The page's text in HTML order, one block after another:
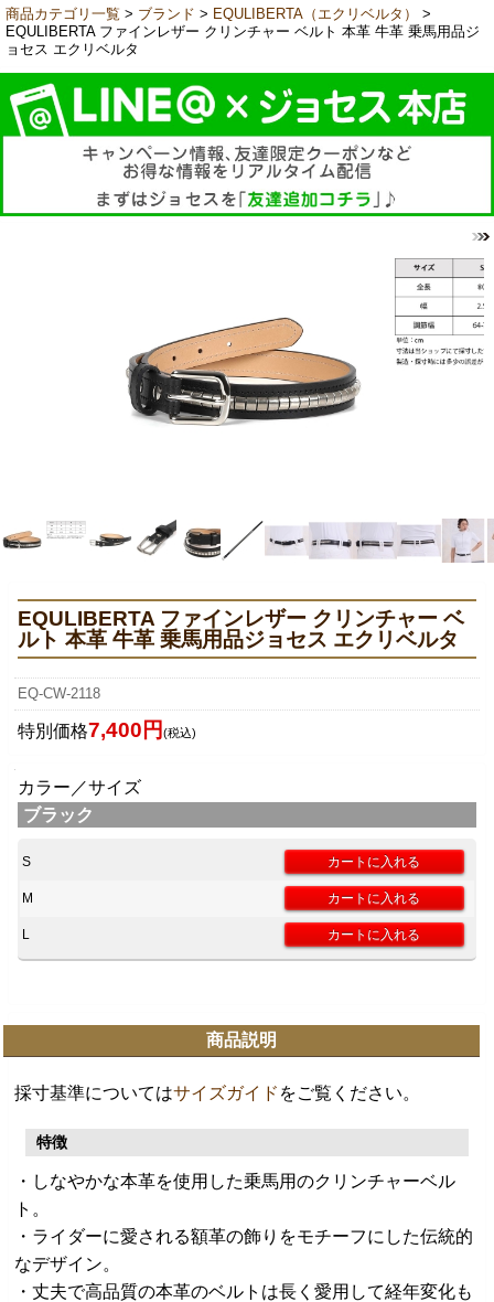
商品カテゴリ一覧 > ブランド > EQULIBERTA（エクリベルタ）
>
EQULIBERTA ファインレザー クリンチャー ベルト 本革 牛革 乗馬用品ジ
ョセス エクリベルタ
EQULIBERTA ファインレザー クリンチャー ベ
ルト 本革 牛革 乗馬用品ジョセス エクリベルタ
EQ-CW-2118
特別価格7,400円 (税込)
カラー／サイズ
ブラック
S
M
L
商品説明
採寸基準についてはサイズガイド をご覧ください。
特徴
・しなやかな本革を使用した乗馬用のクリンチャーベル
ト。
・ライダーに愛される額革の飾りをモチーフにした伝統的
なデザイン。
・丈夫で高品質の本革のベルトは長く愛用して経年変化も